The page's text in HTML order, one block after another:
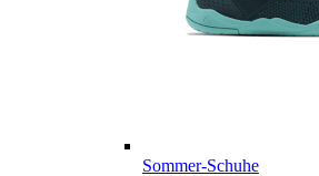
Sommer-Schuhe